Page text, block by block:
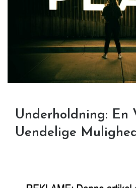
Underholdning: En
Uendelige